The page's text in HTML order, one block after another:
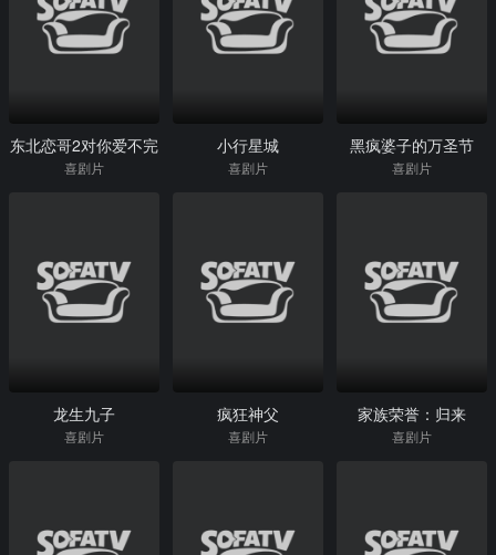
东北恋哥2对你爱不完
喜剧片
小行星城
喜剧片
黑疯婆子的万圣节
喜剧片
龙生九子
喜剧片
疯狂神父
喜剧片
家族荣誉：归来
喜剧片